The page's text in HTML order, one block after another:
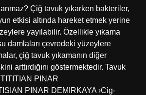
Çiğ tavuk yıkarken bakteriler,
etkisi altında hareket etmek yerine
yayılabilir. Özellikle yıkama
damlaları çevredeki yüzeylere
çiğ tavuk yıkamanın diğer
arttırdığını göstermektedir. Tavuk
PINAR
PINAR DEMIRKAYA ›Cig-